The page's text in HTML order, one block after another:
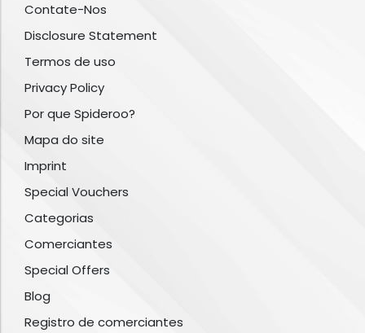
Contate-Nos
Disclosure Statement
Termos de uso
Privacy Policy
Por que Spideroo?
Mapa do site
Imprint
Special Vouchers
Categorias
Comerciantes
Special Offers
Blog
Registro de comerciantes